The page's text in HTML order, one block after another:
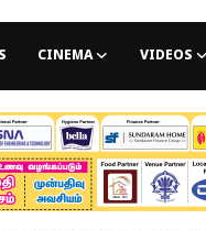
CINEMA VIDEOS